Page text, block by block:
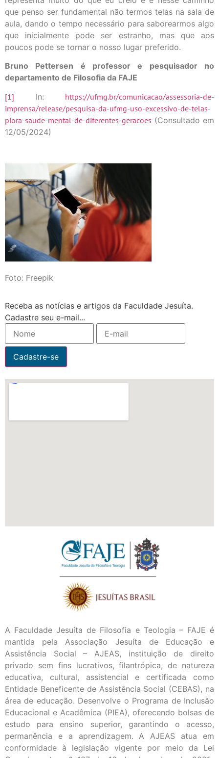
que penso ser fundamental não termos telas na sala de
aula, dando o tempo necessário para saborearmos algo
que inicialmente pode ser estranho, mas que aos
poucos pode se tornar o nosso lugar preferido.
Bruno Pettersen é professor e pesquisador no
departamento de Filosofia da FAJE
[1] In: https://ufmg.br/comunicacao/assessoria-de-
imprensa/release/pesquisa-da-ufmg-uso-excessivo-de-telas-
piora-saude-mental-de-diferentes-geracoes (Consultado em
12/05/2024)
Foto: Freepik
Receba as notícias e artigos da Faculdade Jesuíta.
Cadastre seu e-mail...
A Faculdade Jesuíta de Filosofia e Teologia – FAJE é
mantida pela Associação Jesuíta de Educação e
Assistência Social – AJEAS, instituição de direito
privado sem fins lucrativos, filantrópica, de natureza
educativa, cultural, assistencial e certificada como
Entidade Beneficente de Assistência Social (CEBAS), na
área de educação. Desenvolve o Programa de Inclusão
Educacional e Acadêmica (PIEA), oferecendo bolsas de
estudo para ensino superior, garantindo o acesso,
permanência e a aprendizagem. A AJEAS atua em
conformidade à legislação vigente por meio da Lei